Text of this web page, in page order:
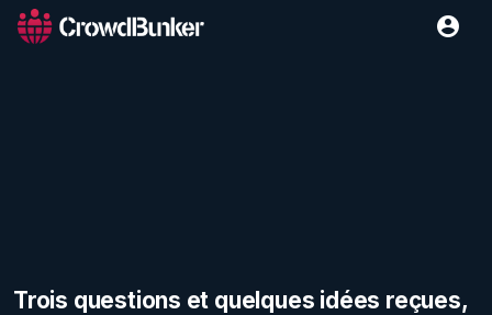
Trois questions et quelques idées reçues,